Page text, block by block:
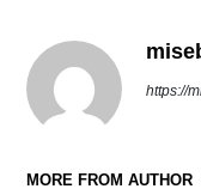
https://
MORE FROM AUTHOR